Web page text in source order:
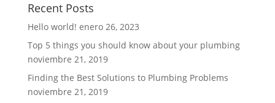
Recent Posts
Hello world! enero 26, 2023
Top 5 things you should know about your plumbing
noviembre 21, 2019
Finding the Best Solutions to Plumbing Problems
noviembre 21, 2019